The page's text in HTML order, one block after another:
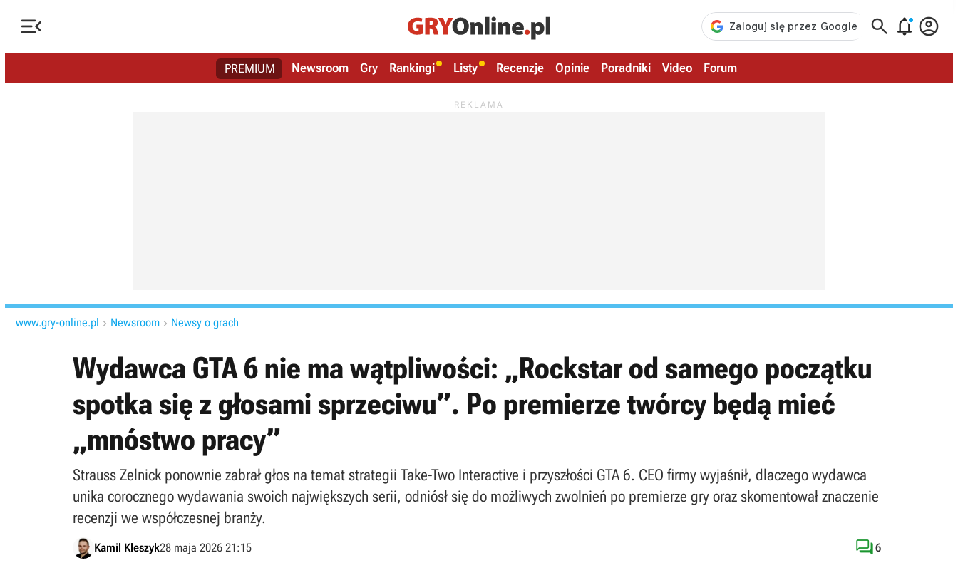
   
PREMIUM Newsroom Gry Rankingi Listy Recenzje Opinie Poradniki Video Forum
www.gry-online.pl  Newsroom  Newsy o grach
Wydawca GTA 6 nie ma wątpliwości: „Rockstar od samego początku
spotka się z głosami sprzeciwu”. Po premierze twórcy będą mieć
„mnóstwo pracy”
Strauss Zelnick ponownie zabrał głos na temat strategii Take-Two Interactive i przyszłości GTA 6. CEO firmy wyjaśnił, dlaczego wydawca
unika corocznego wydawania swoich największych serii, odniósł się do możliwych zwolnień po premierze gry oraz skomentował znaczenie
recenzji we współczesnej branży.
Kamil Kleszyk28 maja 2026 21:15 6